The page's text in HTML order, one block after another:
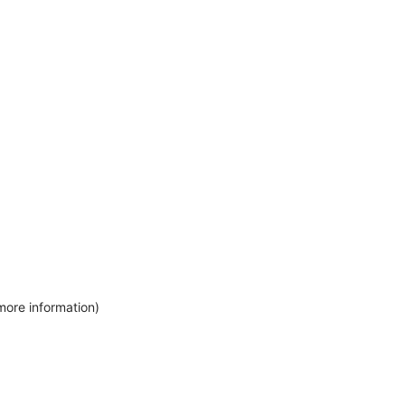
information)